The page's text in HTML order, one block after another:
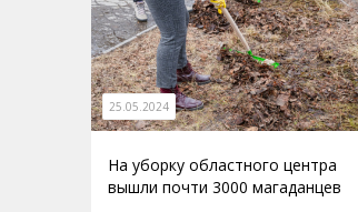
25.05.2024
На уборку областного центра
вышли почти 3000 магаданцев